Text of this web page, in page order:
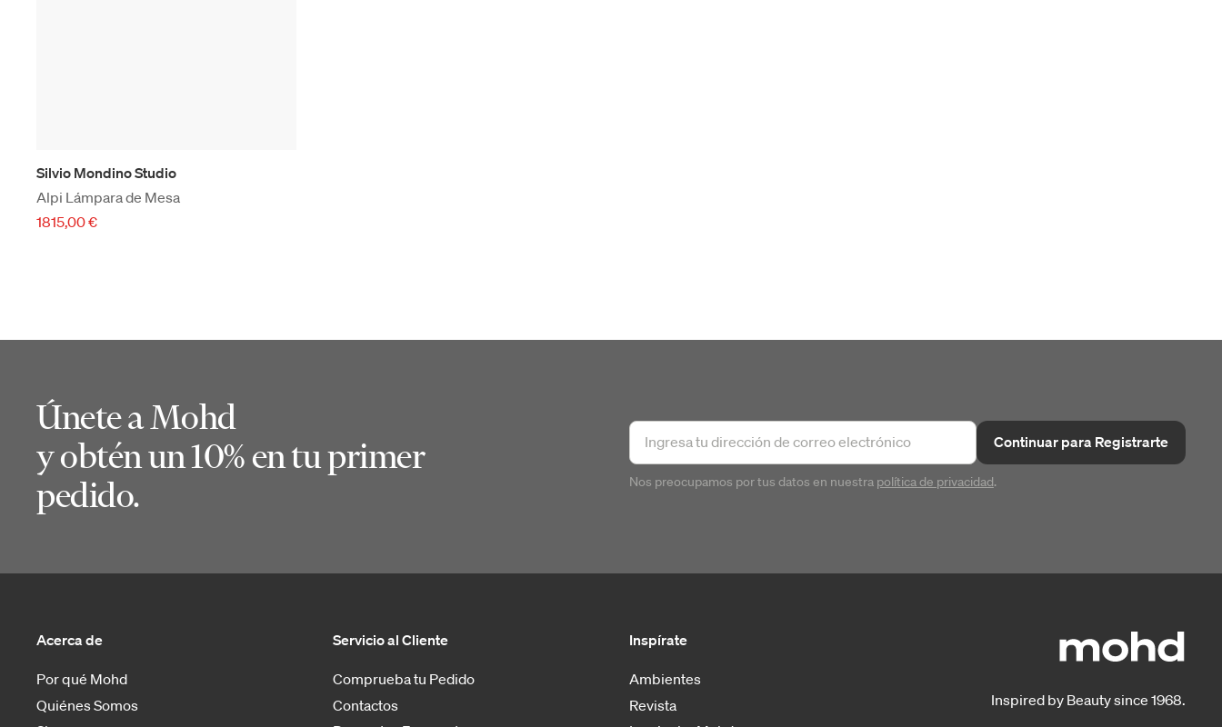
Silvio Mondino Studio
Alpi Lámpara de Mesa
1815,00 €
Únete a Mohd
y obtén un 10% en tu primer
pedido.
Continuar para Registrarte
Nos preocupamos por tus datos en nuestra política de privacidad.
Inspired by Beauty since 1968.
Acerca de
Por qué Mohd
Quiénes Somos
Servicio al Cliente
Comprueba tu Pedido
Contactos
Inspírate
Ambientes
Revista